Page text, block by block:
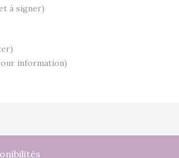
à signer)
information)